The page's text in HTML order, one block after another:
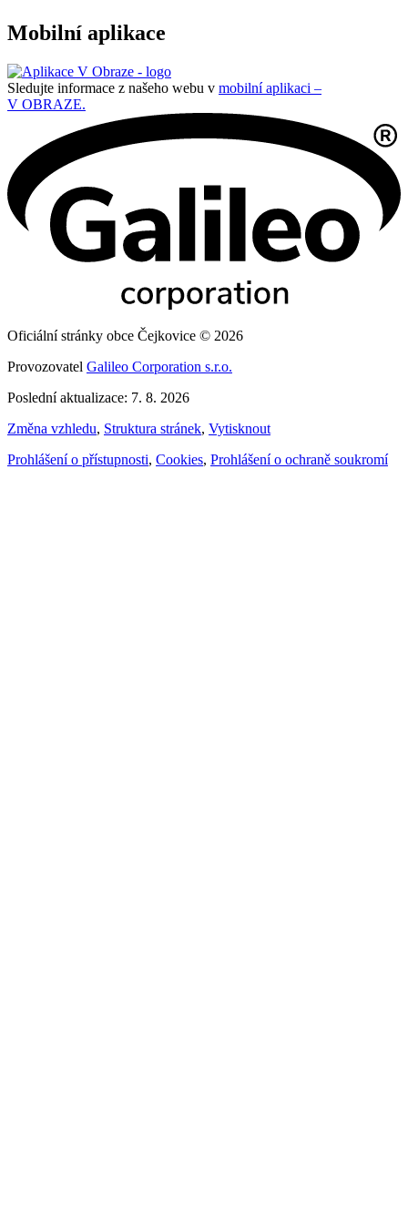
Mobilní aplikace
Sledujte informace z našeho webu v mobilní aplikaci –
V OBRAZE.
Oficiální stránky obce Čejkovice © 2026
Provozovatel Galileo Corporation s.r.o.
Poslední aktualizace: 7. 8. 2026
Změna vzhledu, Struktura stránek, Vytisknout
Prohlášení o přístupnosti, Cookies, Prohlášení o ochraně soukromí